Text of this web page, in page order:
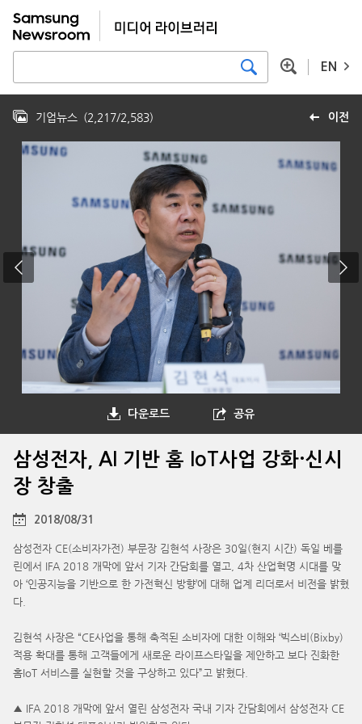
EN
이전
기업뉴스 (2,217/2,583)
다운로드 공유
삼성전자, AI 기반 홈 IoT사업 강화·신시
장 창출
2018/08/31
삼성전자 CE(소비자가전) 부문장 김현석 사장은 30일(현지 시간) 독일 베를
린에서 IFA 2018 개막에 앞서 기자 간담회를 열고, 4차 산업혁명 시대를 맞
아 ‘인공지능을 기반으로 한 가전혁신 방향’에 대해 업계 리더로서 비전을 밝혔
다.
김현석 사장은 “CE사업을 통해 축적된 소비자에 대한 이해와 ‘빅스비(Bixby)
적용 확대를 통해 고객들에게 새로운 라이프스타일을 제안하고 보다 진화한
홈IoT 서비스를 실현할 것을 구상하고 있다”고 밝혔다.
▲ IFA 2018 개막에 앞서 열린 삼성전자 국내 기자 간담회에서 삼성전자 CE